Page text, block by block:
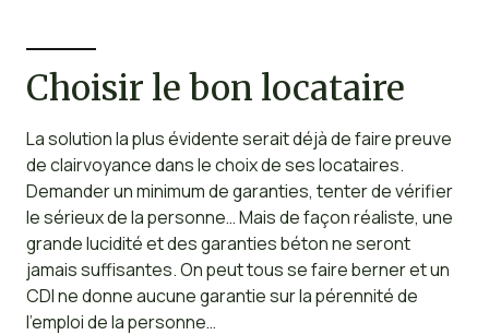
Choisir le bon locataire
La solution la plus évidente serait déjà de faire preuve
de clairvoyance dans le choix de ses locataires.
Demander un minimum de garanties, tenter de vérifier
le sérieux de la personne… Mais de façon réaliste, une
grande lucidité et des garanties béton ne seront
jamais suffisantes. On peut tous se faire berner et un
CDI ne donne aucune garantie sur la pérennité de
l’emploi de la personne…